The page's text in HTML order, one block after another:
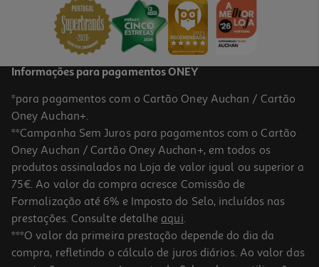
10,49 €
-20%
5.0
Colutório Bexident Dentes Sensíveis 250ml
32 €/Lt
Informações para pagamentos ONEY
*para pagamentos com o Cartão Oney Auchan / Cartão
Oney Auchan+.
**Campanha Sem Juros para pagamentos com o Cartão
Oney Auchan / Cartão Oney Auchan+, em todos os
produtos assinalados na Loja de valor igual ou superior a
75€. Ao valor da compra acresce Comissão de
Formalização até 6% e Imposto do Selo, incluídos nas
prestações. Consulte detalhe aqui.
***O valor da primeira prestação depende do dia da
compra, refletindo o cálculo de juros diários. Ao valor das